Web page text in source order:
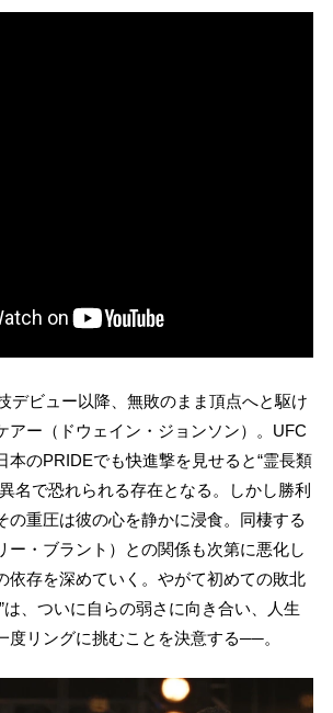
デビュー以降、無敗のまま頂点へと駆け
アー（ドウェイン・ジョンソン）。UFC
本のPRIDEでも快進撃を見せると“霊長類
名で恐れられる存在となる。しかし勝利
の重圧は彼の心を静かに浸食。同棲する
ー・ブラント）との関係も次第に悪化し
依存を深めていく。やがて初めての敗北
は、ついに自らの弱さに向き合い、人生
度リングに挑むことを決意する──。